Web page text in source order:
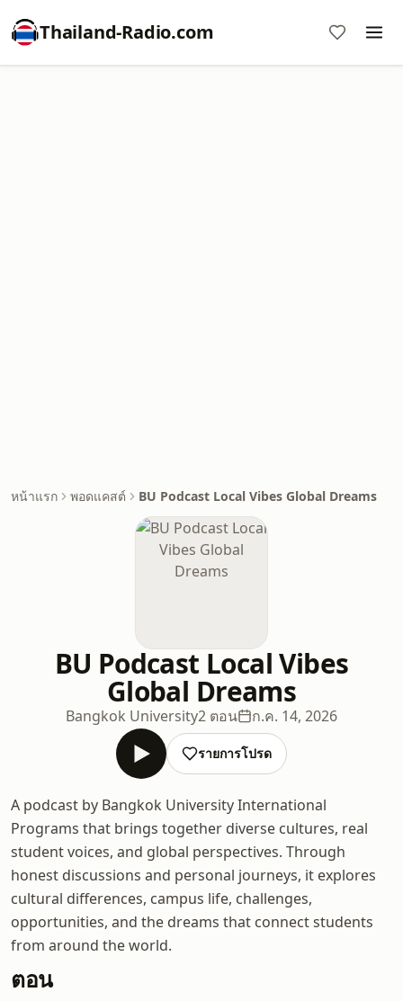
Thailand-Radio.com
หน้าแรก พอดแคสต์ BU Podcast Local Vibes Global Dreams
BU Podcast Local Vibes
Global Dreams
Bangkok University2 ตอน ก.ค. 14, 2026
รายการโปรด
A podcast by Bangkok University International
Programs that brings together diverse cultures, real
student voices, and global perspectives. Through
honest discussions and personal journeys, it explores
cultural differences, campus life, challenges,
opportunities, and the dreams that connect students
from around the world.
ตอน